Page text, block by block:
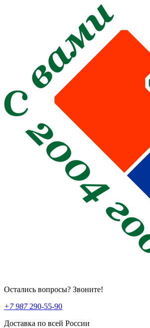
Остались вопросы? Звоните!
+7 987290-55-90
Доставка по всей России